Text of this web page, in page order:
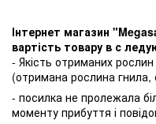
Інтернет магазин
вартість товару в с
- Якість отриманих рослин
(отримана рослина
- посилка не пролежала
моменту прибуття і